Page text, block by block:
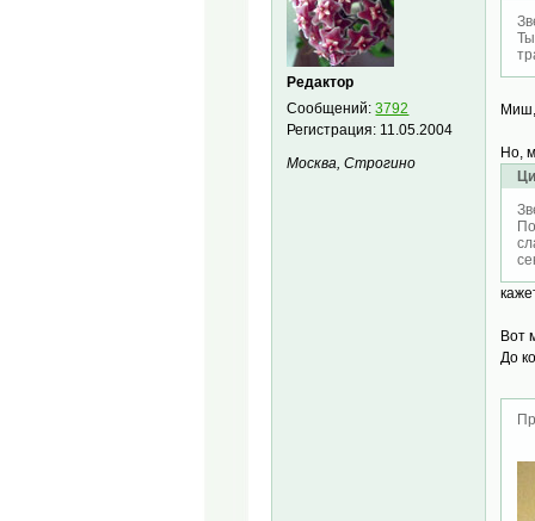
Редактор
Сообщений:3792
Регистрация: 11.05.2004
Москва, Строгино
Миш,
Но,
Вот
До